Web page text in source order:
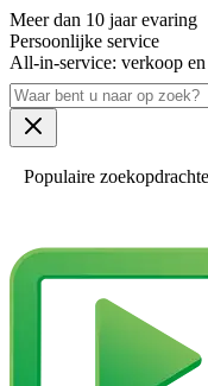
Meer dan 10 jaar evaring
Persoonlijke service
All-in-service: verkoop en
Populaire